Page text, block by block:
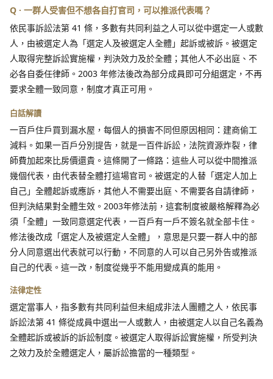
Q · 一群人受害但不想各自打官司，可以推派代表嗎？
依民事訴訟法第 41 條，多數有共同利益之人可以從中選定一人或數
人，由被選定人為「選定人及被選定人全體」起訴或被訴。被選定
人取得完整訴訟實施權，判決效力及於全體；其他人不必出庭、不
必各自委任律師。2003 年修法後改為部分成員即可分組選定，不再
要求全體一致同意，制度才真正可用。
白話解讀
一百戶住戶買到漏水屋，每個人的損害不同但原因相同：建商偷工
減料。如果一百戶分別提告，就是一百件訴訟，法院資源炸裂，律
師費加起來比房價還貴。這條開了一條路：這些人可以從中間推派
幾個代表，由代表替全體打這場官司。被選定的人替「選定人加上
自己」全體起訴或應訴，其他人不需要出庭、不需要各自請律師，
但判決結果對全體生效。2003年修法前，這套制度被嚴格解釋為必
須「全體」一致同意選定代表，一百戶有一戶不簽名就全部卡住。
修法後改成「選定人及被選定人全體」，意思是只要一群人中的部
分人同意選出代表就可以行動，不同意的人可以自己另外告或推派
自己的代表。這一改，制度從幾乎不能用變成真的能用。
法律定性
選定當事人，指多數有共同利益但未組成非法人團體之人，依民事
訴訟法第 41 條從成員中選出一人或數人，由被選定人以自己名義為
全體起訴或被訴的訴訟制度。被選定人取得訴訟實施權，所受判決
之效力及於全體選定人，屬訴訟擔當的一種類型。